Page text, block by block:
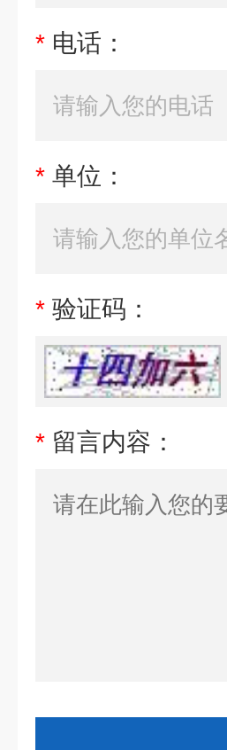
* 电话：
* 单位：
* 验证码：
* 留言内容：